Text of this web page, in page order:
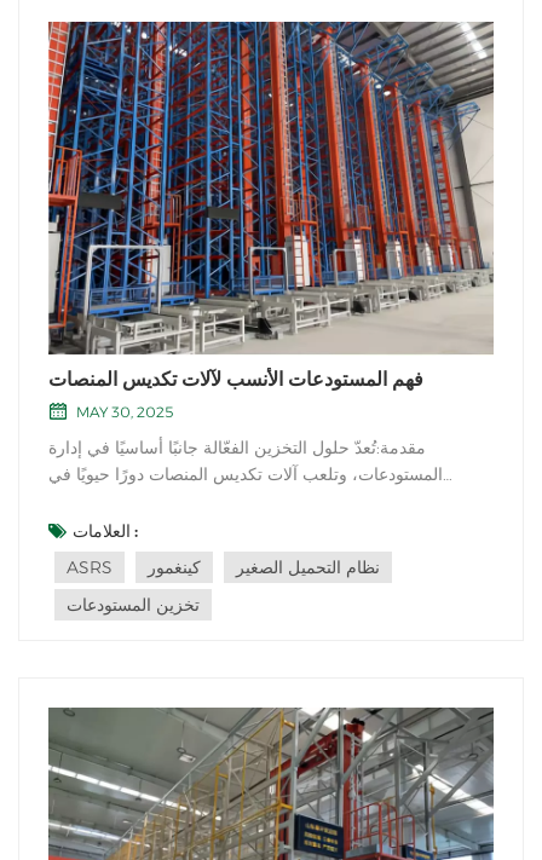
فهم المستودعات الأنسب لآلات تكديس المنصات
MAY 30, 2025
مقدمة:تُعدّ حلول التخزين الفعّالة جانبًا أساسيًا في إدارة
المستودعات، وتلعب آلات تكديس المنصات دورًا حيويًا في
التدوينة، سنستكشف مدى ملاءمة آلات تكديس المنصات لمختلف
أنواع المستودعات بناءً على خصائصها ومتطلباتها. المستودعات
ذات احتياجات التخز...
العلامات :
ASRS
كينغمور
نظام التحميل الصغير
تخزين المستودعات